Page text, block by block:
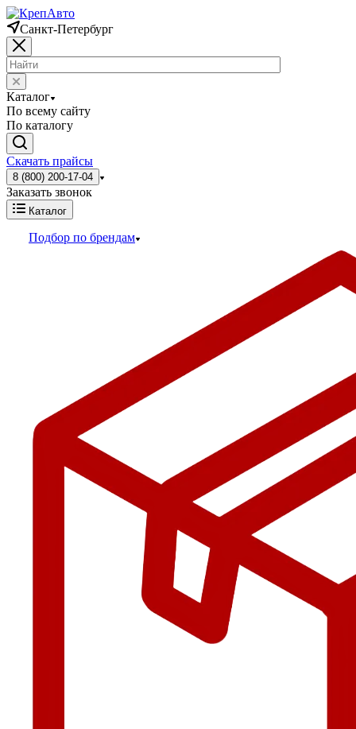
Санкт-Петербург
Каталог
По всему сайту
По каталогу
Скачать прайсы
8 (800) 200-17-04
Заказать звонок
Каталог
Подбор по брендам